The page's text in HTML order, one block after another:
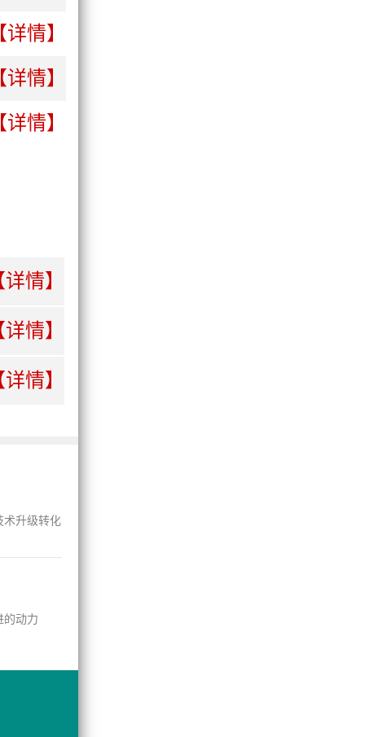
详情】
详情】
详情】
情】
情】
情】
术升级转化
的动力